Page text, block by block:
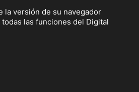
la versión de su navegador
las funciones del Digital